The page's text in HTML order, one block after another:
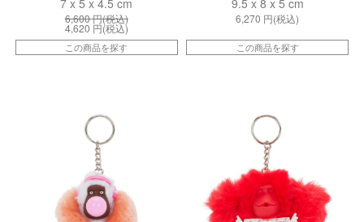
7 x 5 x 4.5 cm
6,600円(税込)
4,620 円(税込)
この商品を探す
9.5 x 8 x 5 cm
6,270 円(税込)
この商品を探す